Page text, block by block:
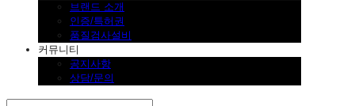
브랜드 소개
인증/특허권
품질검사설비
커뮤니티
공지사항
상담/문의